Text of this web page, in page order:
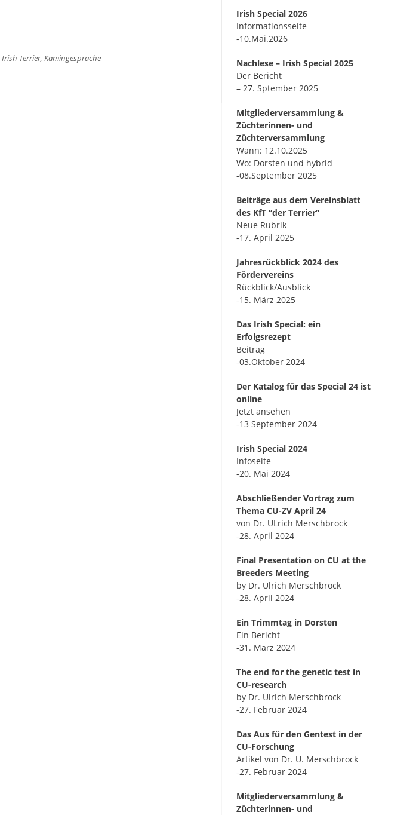
Irish Terrier, Kamingespräche
Irish Special 2026
Informationsseite
-10.Mai.2026
Nachlese – Irish Special 2025
Der Bericht
– 27. Sptember 2025
Mitgliederversammlung &
Züchterinnen- und
Züchterversammlung
Wann: 12.10.2025
Wo: Dorsten und hybrid
-08.September 2025
Beiträge aus dem Vereinsblatt
des KfT “der Terrier”
Neue Rubrik
-17. April 2025
Jahresrückblick 2024 des
Fördervereins
Rückblick/Ausblick
-15. März 2025
Das Irish Special: ein
Erfolgsrezept
Beitrag
-03.Oktober 2024
Der Katalog für das Special 24 ist
online
Jetzt ansehen
-13 September 2024
Irish Special 2024
Infoseite
-20. Mai 2024
Abschließender Vortrag zum
Thema CU-ZV April 24
von Dr. ULrich Merschbrock
-28. April 2024
Final Presentation on CU at the
Breeders Meeting
by Dr. Ulrich Merschbrock
-28. April 2024
Ein Trimmtag in Dorsten
Ein Bericht
-31. März 2024
The end for the genetic test in
CU-research
by Dr. Ulrich Merschbrock
-27. Februar 2024
Das Aus für den Gentest in der
CU-Forschung
Artikel von Dr. U. Merschbrock
-27. Februar 2024
Mitgliederversammlung &
Züchterinnen- und